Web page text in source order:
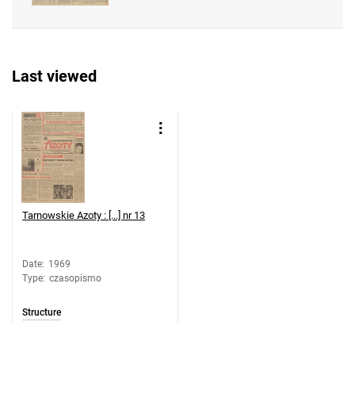
Feliksa Dzierżyńskiego. 1969, nr 39
Robotniczego Zakładów Azotowych im.
Feliksa Dzierżyńskiego. 1969, nr 40
Tarnowskie Azoty : Organ Samorządu
Robotniczego Zakładów Azotowych im.
Feliksa Dzierżyńskiego. 1969, nr 41
Tarnowskie Azoty : Organ Samorządu
Feliksa Dzierżyńskiego. 1969, nr 42
Tarnowskie Azoty : Organ Samorządu
Last viewed
Tarnowskie Azoty : [...] nr 13
Date: 1969
Type: czasopismo
Structure